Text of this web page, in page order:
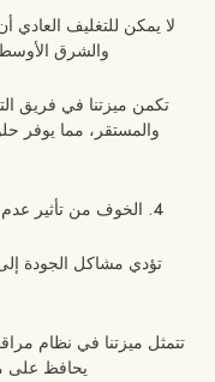
لا يمكن للتغليف العادي
والشرق
تكمن ميزتنا في فريق
والمستقر، مما يوفر
4. الخوف من تأثير عدم استقرار الجودة على سمعة العلامة التجارية
تؤدي مشاكل الجودة
يحافظ على